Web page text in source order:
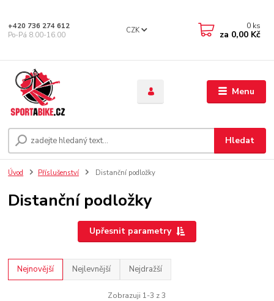
Menu
CZK
Hledat
+420 736 274 612
Po-Pá 8.00-16.00
0 ks
za 0,00 Kč
Úvod Příslušenství Distanční podložky
Distanční podložky
Upřesnit parametry
Nejnovější Nejlevnější Nejdražší
Zobrazuji 1-3 z 3